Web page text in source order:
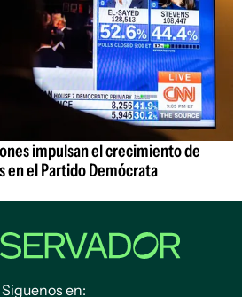
impulsan el crecimiento de
en el Partido Demócrata
Siguenos en: